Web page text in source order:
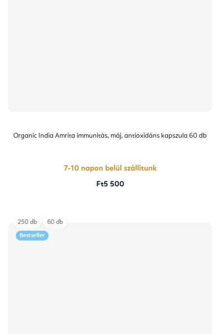
Organic India Amrita immunitás, máj, antioxidáns kapszula 60 db
7-10 napon belül szállítunk
Ft5 500
Bestseller
250 db 60 db